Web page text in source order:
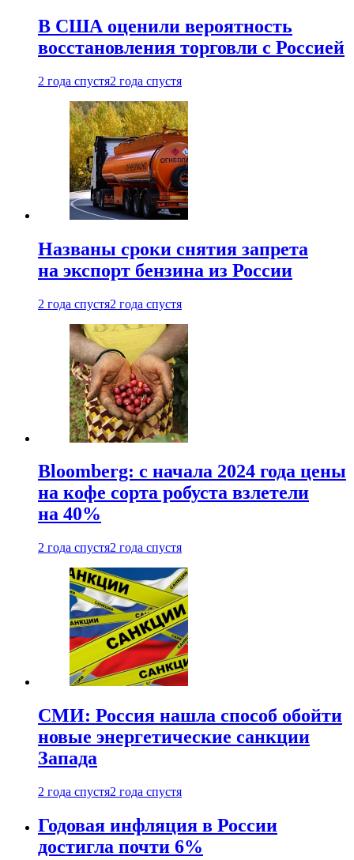
В США оценили вероятность
восстановления торговли с Россией
2 года спустя2 года спустя
Названы сроки снятия запрета
на экспорт бензина из России
2 года спустя2 года спустя
Bloomberg: с начала 2024 года цены
на кофе сорта робуста взлетели
на 40%
2 года спустя2 года спустя
СМИ: Россия нашла способ обойти
новые энергетические санкции
Запада
2 года спустя2 года спустя
Годовая инфляция в России
достигла почти 6%